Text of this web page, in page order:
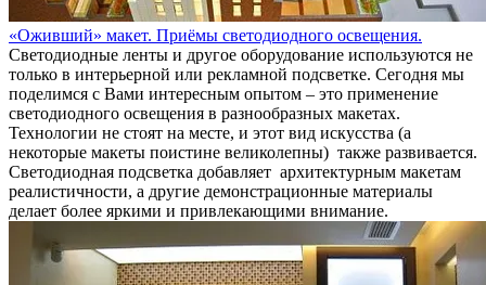
«Оживший» макет. Приёмы светодиодного освещения.
Светодиодные ленты и другое оборудование используются не
только в интерьерной или рекламной подсветке. Сегодня мы
поделимся с Вами интересным опытом – это применение
светодиодного освещения в разнообразных макетах.
Технологии не стоят на месте, и этот вид искусства (а
некоторые макеты поистине великолепны) также развивается.
Светодиодная подсветка добавляет архитектурным макетам
реалистичности, а другие демонстрационные материалы
делает более яркими и привлекающими внимание.